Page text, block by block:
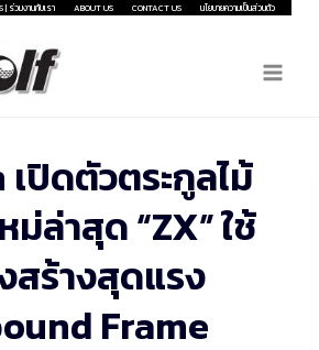
| ร่วมงานกับเรา ABOUT US CONTACT US นโยบายความเป็นส่วนตัว
ปิดตัวตระกูลไม้
ล่าสุด “ZX” ใช้
สร้างสุดแรง
Frame